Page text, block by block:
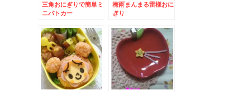
三角おにぎりで簡単ミ
ニパトカー
梅雨まんまる雷様おに
ぎり